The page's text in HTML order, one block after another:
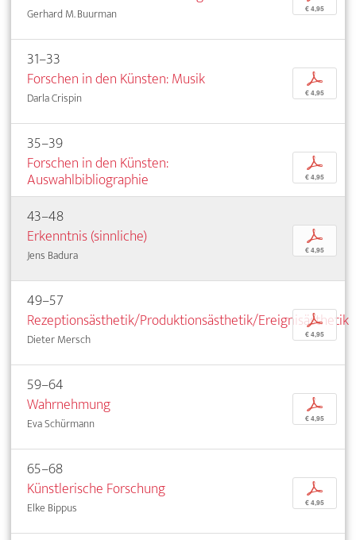
Gerhard M. Buurman € 4,95
31–33
Forschen in den Künsten: Musik
Darla Crispin
p
€ 4,95
35–39
Forschen in den Künsten:
Auswahlbibliographie
p
€ 4,95
43–48
Erkenntnis (sinnliche)
Jens Badura
p
€ 4,95
49–57
Rezeptionsästhetik/Produktionsästhetik/Ereignisästhetik
Dieter Mersch
p
€ 4,95
59–64
Wahrnehmung
Eva Schürmann
p
€ 4,95
65–68
Künstlerische Forschung
Elke Bippus
p
€ 4,95